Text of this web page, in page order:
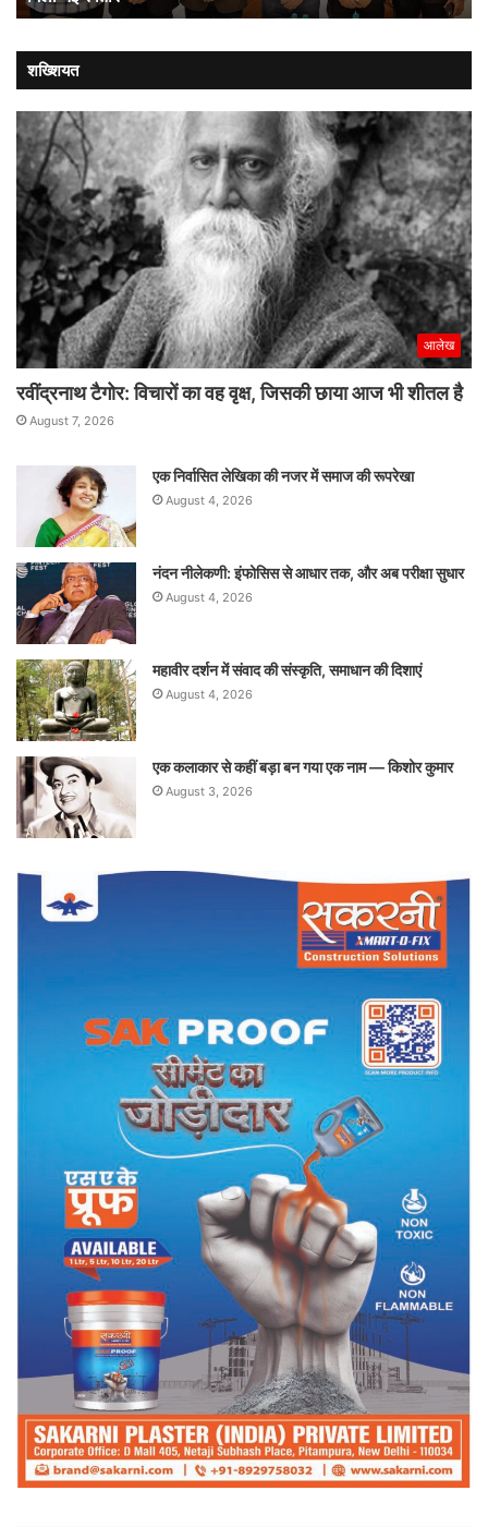
पालन
मिली
नई
रफ्तार
शख्शियत
आलेख
रवींद्रनाथ टैगोर: विचारों का वह वृक्ष, जिसकी छाया आज भी शीतल है
August 7, 2026
एक निर्वासित लेखिका की नजर में समाज की रूपरेखा
August 4, 2026
नंदन नीलेकणी: इंफोसिस से आधार तक, और अब परीक्षा सुधार
August 4, 2026
महावीर दर्शन में संवाद की संस्कृति, समाधान की दिशाएं
August 4, 2026
एक कलाकार से कहीं बड़ा बन गया एक नाम — किशोर कुमार
August 3, 2026